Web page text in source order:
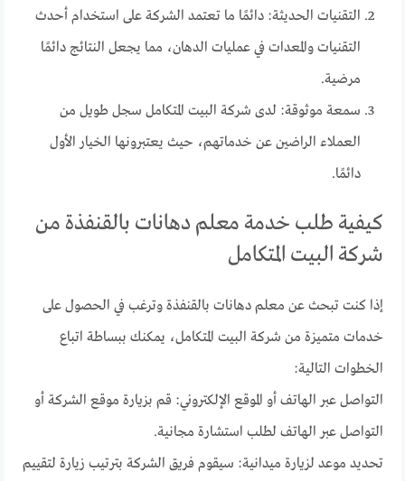
التقنيات الحديثة: دائمًا ما تعتمد الشركة على استخدام أحدث
التقنيات والمعدات في عمليات الدهان، مما يجعل النتائج دائمًا
مرضية.
سمعة موثوقة: لدى شركة البيت المتكامل سجل طويل من
العملاء الراضين عن خدماتهم، حيث يعتبرونها الخيار الأول
دائمًا.
كيفية طلب خدمة معلم دهانات بالقنفذة من
شركة البيت المتكامل
إذا كنت تبحث عن معلم دهانات بالقنفذة وترغب في الحصول على
خدمات متميزة من شركة البيت المتكامل، يمكنك ببساطة اتباع
الخطوات التالية:
التواصل عبر الهاتف أو الموقع الإلكتروني: قم بزيارة موقع الشركة أو
التواصل عبر الهاتف لطلب استشارة مجانية.
تحديد موعد لزيارة ميدانية: سيقوم فريق الشركة بترتيب زيارة لتقييم